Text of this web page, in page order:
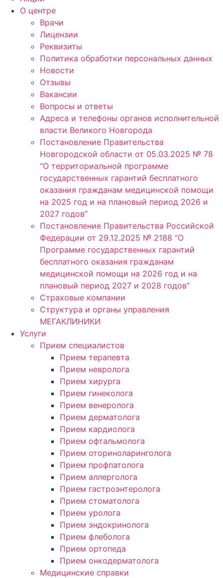
О центре
Врачи
Лицензии
Реквизиты
Политика обработки персональных данных
Новости
Отзывы
Вакансии
Вопросы и ответы
Адреса и телефоны органов исполнительной
власти Великого Новгорода
Постановление Правительства
Новгородской области от 05.03.2025 № 78
“О территориальной программе
государственных гарантий бесплатного
оказания гражданам медицинской помощи
на 2025 год и на плановый период 2026 и
2027 годов”
Постановление Правительства Российской
Федерации от 29.12.2025 № 2188 “О
Программе государственных гарантий
бесплатного оказания гражданам
медицинской помощи на 2026 год и на
плановый период 2027 и 2028 годов”
Страховые компании
Структура и органы управления
МЕГАКЛИНИКИ
Услуги
Прием специалистов
Прием терапевта
Прием невролога
Прием хирурга
Прием гинеколога
Прием венеролога
Прием дерматолога
Прием кардиолога
Прием офтальмолога
Прием оториноларинголога
Прием профпатолога
Прием аллерголога
Прием гастроэнтеролога
Прием стоматолога
Прием уролога
Прием эндокринолога
Прием флеболога
Прием ортопеда
Прием онкодерматолога
Медицинские справки